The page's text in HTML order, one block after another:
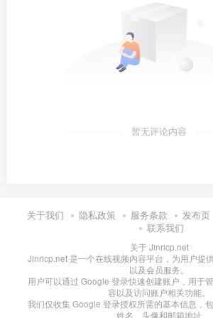
暂无评论内容
关于我们 隐私政策 服务条款 发布页
联系我们
关于 Jinricp.net
Jinricp.net 是一个在线视频内容平台，为用户提
以及会员服务。
用户可以通过 Google 登录快速创建账户，用于
容以及访问账户相关功能。
我们仅收集 Google 登录授权所需的基本信息，
姓名、头像和邮箱地址